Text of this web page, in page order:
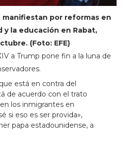
manifiestan por reformas en
y la educación en Rabat,
(Foto: EFE)
a Trump pone fin a la luna de
está en contra del
de acuerdo con el trato
los inmigrantes en
si eso es ser provida»,
papa estadounidense, a